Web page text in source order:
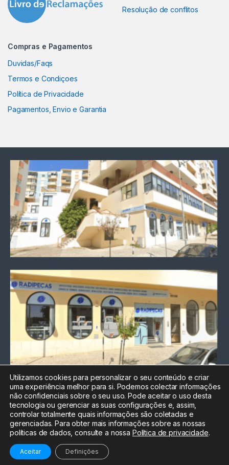
Resolução de conflitos
Compras e Pagamentos
Duvidas/Faqs
Termos e Condiçoes
Política de Privacidade
Pagamentos, Envio e Garantia
Chamada para a rede fixa
nacional
Electrónica:212
588 047
Informática:212
588 044
Utilizamos cookies para personalizar o seu conteúdo e criar
uma experiência melhor para si. Podemos colectar informações
não confidenciais sobre o seu uso. Pode aceitar o uso desta
tecnologia ou gerenciar as suas configurações e, assim,
controlar totalmente quais informações são coletadas e
gerenciadas. Para obter mais informações sobre as nossas
políticas de dados, consulte a nossa Política de privacidade.
Aceitar Definições